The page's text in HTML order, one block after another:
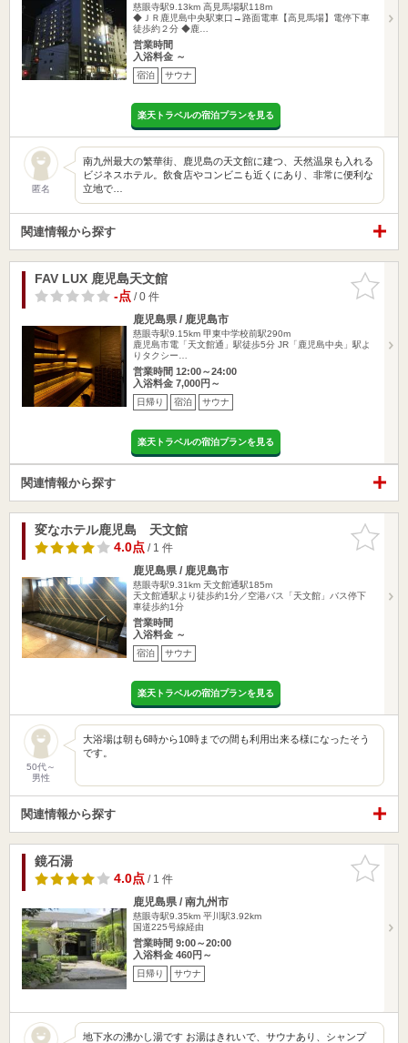
慈眼寺駅9.13km 高見馬場駅118m
◆ＪＲ鹿児島中央駅東口→路面電車【高見馬場】電停下車
徒歩約２分 ◆鹿…
営業時間
入浴料金 ～
宿泊 サウナ
楽天トラベルの宿泊プランを見る
匿名
南九州最大の繁華街、鹿児島の天文館に建つ、天然温泉も入れる
ビジネスホテル。飲食店やコンビニも近くにあり、非常に便利な
立地で…
関連情報から探す
お気に入
りに追加
FAV LUX 鹿児島天文館
-点/ 0 件
鹿児島県 / 鹿児島市
慈眼寺駅9.15km 甲東中学校前駅290m
鹿児島市電「天文館通」駅徒歩5分 JR「鹿児島中央」駅よ
りタクシー…
営業時間 12:00～24:00
入浴料金 7,000円～
日帰り 宿泊 サウナ
楽天トラベルの宿泊プランを見る
関連情報から探す
お気に入
りに追加
変なホテル鹿児島 天文館
4.0点/ 1 件
鹿児島県 / 鹿児島市
慈眼寺駅9.31km 天文館通駅185m
天文館通駅より徒歩約1分／空港バス「天文館」バス停下
車徒歩約1分
営業時間
入浴料金 ～
宿泊 サウナ
楽天トラベルの宿泊プランを見る
50代～
男性
大浴場は朝も6時から10時までの間も利用出来る様になったそう
です。
関連情報から探す
お気に入
りに追加
鏡石湯
4.0点/ 1 件
鹿児島県 / 南九州市
慈眼寺駅9.35km 平川駅3.92km
国道225号線経由
営業時間 9:00～20:00
入浴料金 460円～
日帰り サウナ
地下水の沸かし湯です お湯はきれいで、サウナあり、シャンプ